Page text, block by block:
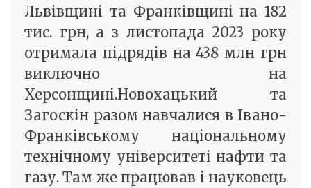
Львівщині та Франківщині на 182
тис. грн, а з листопада 2023 року
отримала підрядів на 438 млн грн
виключно на
Херсонщині.Новохацький та
Загоскін разом навчалися в Івано-
Франківському національному
технічному університеті нафти та
газу. Там же працював і науковець